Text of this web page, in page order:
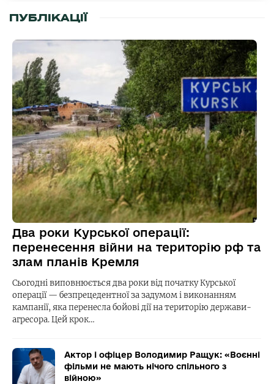
ПУБЛІКАЦІЇ
Два роки Курської операції:
перенесення війни на територію рф та
злам планів Кремля
Сьогодні виповнюється два роки від початку Курської
операції — безпрецедентної за задумом і виконанням
кампанії, яка перенесла бойові дії на територію держави-
агресора. Цей крок…
Актор і офіцер Володимир Ращук: «Воєнні
фільми не мають нічого спільного з
війною»